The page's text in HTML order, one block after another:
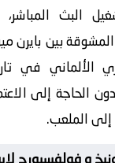
البث المباشر،
بين بايرن
18:30 ، دون الحاجة
الملعب.
و فولفسبورج